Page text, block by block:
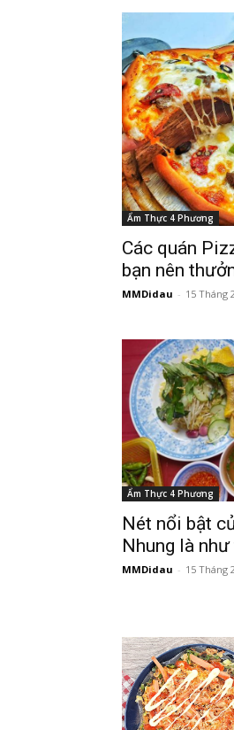
Ẩm Thực 4 Phương
Các quán
bạn nên
MMDidau - 15 Tháng
Ẩm Thực 4 Phương
Nét nổi bật
Nhung là
MMDidau - 15 Tháng